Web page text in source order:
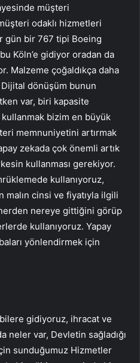
müşteri
odaklı hizmetleri
gün bir 767 tipi Boeing
Köln’e gidiyor oradan da
Malzeme çoğaldıkça daha
Dijital dönüşüm bunun
var, biri kapasite
bizim en büyük
memnuniyetini artırmak
zekada çok önemli artık
kullanması gerekiyor.
kullanıyoruz,
malın cinsi ve fiyatıyla ilgili
nereye gittiğini görüp
kullanıyoruz. Yapay
yönlendirmek için
gidiyoruz, ihracat ve
var, Devletin sağladığı
sunduğumuz Hizmetler